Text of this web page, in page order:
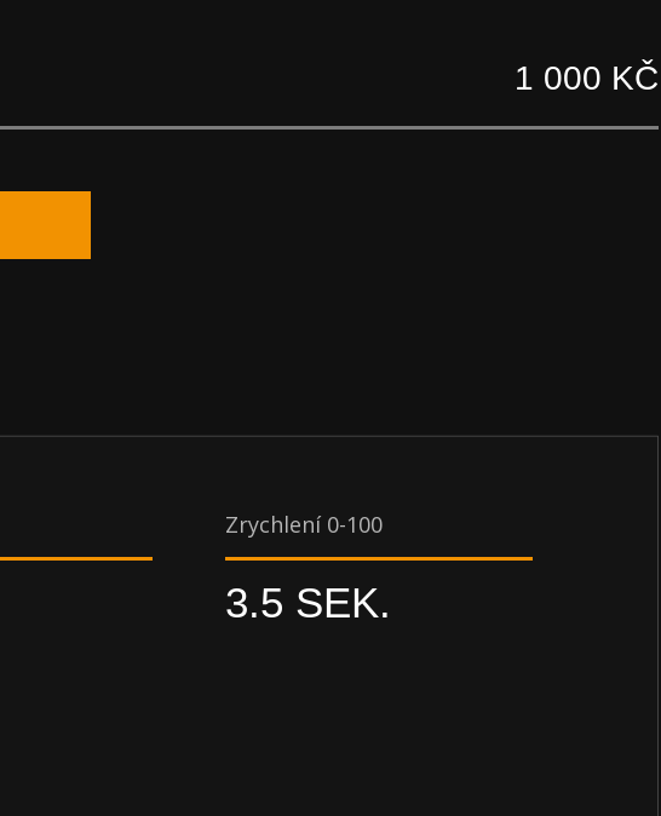
1 000 KČ
3.5 SEK.
Zrychlení 0-100